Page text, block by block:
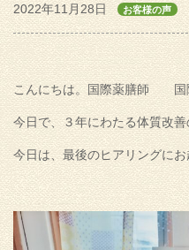
2022年11月28日 お客様の声
こんにちは。国際薬膳師
今日で、３年にわたる体質改善
今日は、最後のヒアリングにお